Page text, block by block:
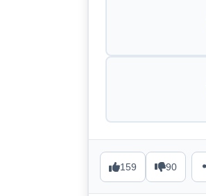
159 90